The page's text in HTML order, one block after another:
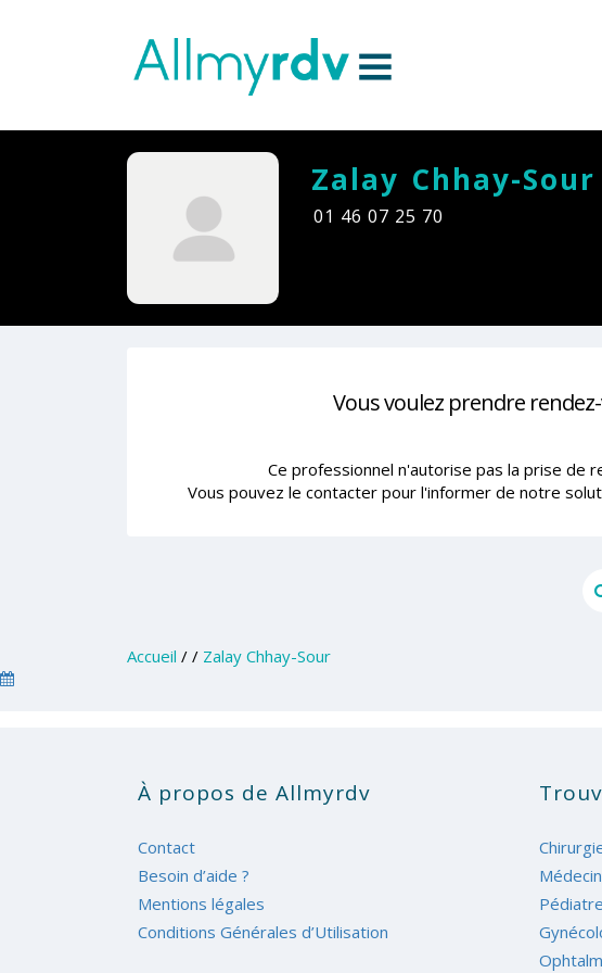
Zalay Chhay-Sour
01 46 07 25 70
Vous voulez prendre
Ce professionnel n'autorise pas la prise de
Vous pouvez le contacter pour l'informer de notre
Accueil / / Zalay Chhay-Sour
À propos de Allmyrdv
Contact
Besoin d’aide ?
Mentions légales
Conditions Générales d’Utilisation
Pédiatre